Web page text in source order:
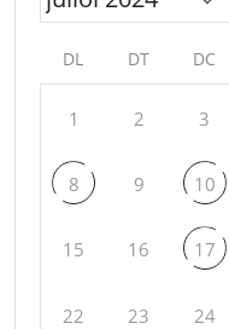
DL DT DC
1 2 3
8 9 10
15 16 17
22 23 24